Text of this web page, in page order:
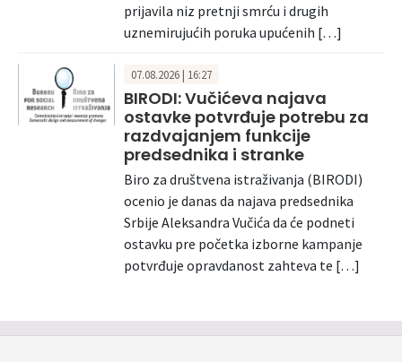
prijavila niz pretnji smrću i drugih
uznemirujućih poruka upućenih […]
07.08.2026 | 16:27
BIRODI: Vučićeva najava
ostavke potvrđuje potrebu za
razdvajanjem funkcije
predsednika i stranke
Biro za društvena istraživanja (BIRODI)
ocenio je danas da najava predsednika
Srbije Aleksandra Vučića da će podneti
ostavku pre početka izborne kampanje
potvrđuje opravdanost zahteva te […]